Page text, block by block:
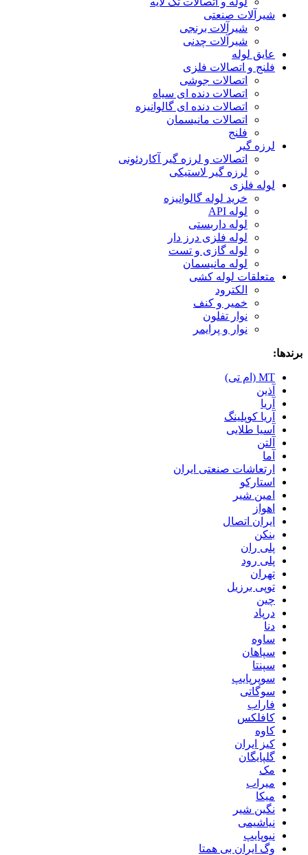
شیرآلات صنعتی
شیرآلات برنجی
شیرآلات چدنی
عایق لوله
فلنج و اتصالات فلزی
اتصالات جوشی
اتصالات دنده ای سیاه
اتصالات دنده ای گالوانیزه
اتصالات مانیسمان
فلنج
لرزه گیر
اتصالات و لرزه گیر آکاردئونی
لرزه گیر لاستیکی
لوله فلزی
خرید لوله گالوانیزه
لوله API
لوله داربستی
لوله فلزی درز دار
لوله گازی و تست
لوله مانیسمان
متعلقات لوله کشی
الکترود
خمیر و کنف
نوار تفلون
نوار و پرایمر
برندها:
MT (ام تی)
آذین
آریا
آریا کوپلینگ
آسیا طلایی
آلتن
آما
ارتعاشات صنعتی ایران
استارکو
امین شیر
اهواز
ایران اتصال
بنکن
پلی ران
پلی رود
تهران
توپی برزیل
چین
درپاد
دنا
ساوه
سپاهان
سپنتا
سوپرپایپ
سوگاتی
فاراب
کافلکس
کاوه
کیز ایران
گلپایگان
مک
میراب
میکا
نگین شیر
نیاشیمی
نیوپایپ
وگ ایران بی همتا